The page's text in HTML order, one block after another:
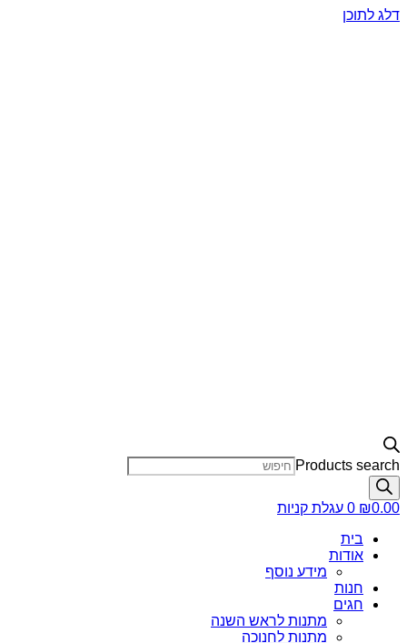
דלג לתוכן
Products search
₪0.00
0 עגלת קניות
בית
אודות
מידע נוסף
חנות
חגים
מתנות לראש השנה
מתנות לחנוכה